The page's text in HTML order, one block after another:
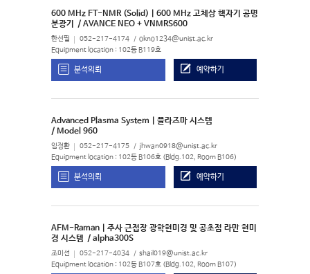
600 MHz FT-NMR (Solid) | 600 MHz 고체상 핵자기 공명
분광기
/ AVANCE NEO + VNMRS600
한선필 052-217-4174 okno1234@unist.ac.kr
Equipment location : 102동 B119호
분석의뢰 예약하기
Advanced Plasma System | 플라즈마 시스템
/ Model 960
임정환 052-217-4175 jhwan0918@unist.ac.kr
Equipment location : 102동 B106호 (Bldg.102, Room B106)
분석의뢰 예약하기
AFM-Raman | 주사 근접장 광학현미경 및 공초점 라만 현미
경 시스템 / alpha300S
조미선 052-217-4034 shail019@unist.ac.kr
Equipment location : 102동 B107호 (Bldg.102, Room B107)